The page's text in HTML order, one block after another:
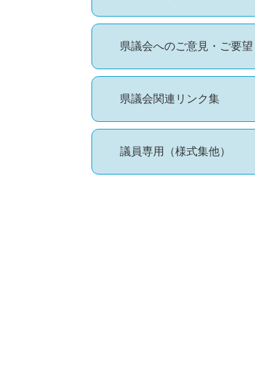
県議会へのご意見・ご要望
県議会関連リンク集
議員専用（様式集他）